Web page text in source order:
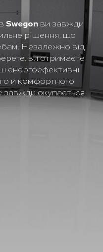
Swegon ви завжди
рішення, що
Незалежно від
ви отримаєте
енергоефективні
й комфортного
завжди окупається.